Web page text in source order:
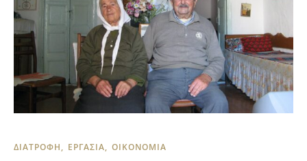
ΔΙΑΤΡΟΦΗ ΕΡΓΑΣΙΑ ΟΙΚΟΝΟΜΙΑ